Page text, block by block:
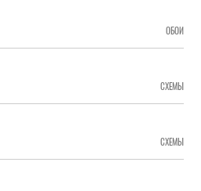
ОБОИ
СХЕМЫ
СХЕМЫ